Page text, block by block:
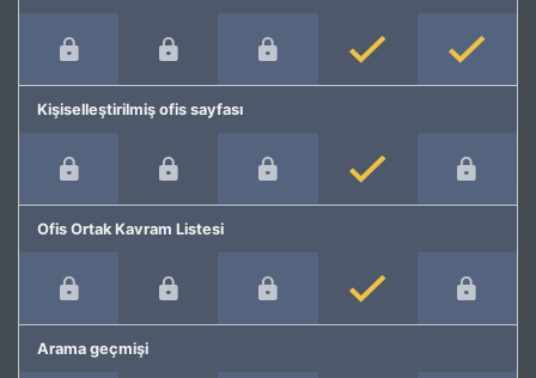
Kişiselleştirilmiş ofis sayfası
Ofis Ortak Kavram Listesi
Arama geçmişi